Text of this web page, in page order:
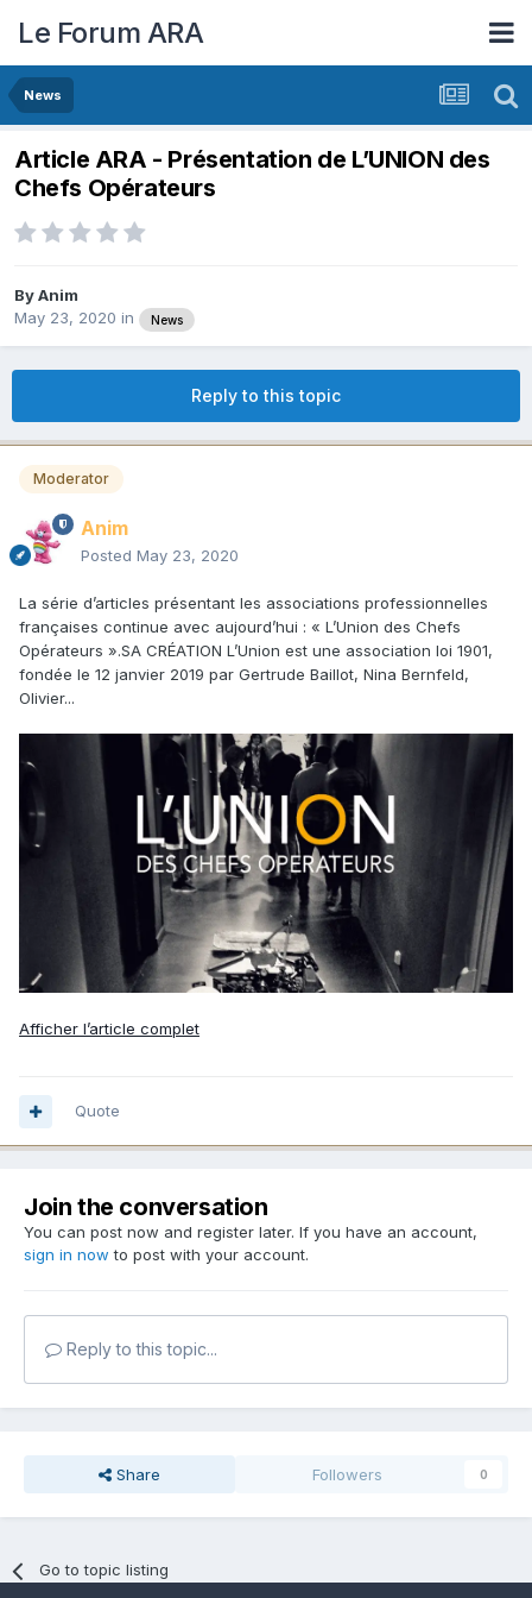
Le Forum ARA
News
Article ARA - Présentation de L’UNION des
Chefs Opérateurs
ByAnim
May 23, 2020 in News
Reply to this topic
Moderator
Anim
Posted May 23, 2020
La série d’articles présentant les associations professionnelles
françaises continue avec aujourd’hui : « L’Union des Chefs
Opérateurs ».SA CRÉATION L’Union est une association loi 1901,
fondée le 12 janvier 2019 par Gertrude Baillot, Nina Bernfeld,
Olivier...
Afficher l’article complet
Quote
Join the conversation
You can post now and register later. If you have an account,
sign in now to post with your account.
Reply to this topic...
Share Followers 0
Go to topic listing